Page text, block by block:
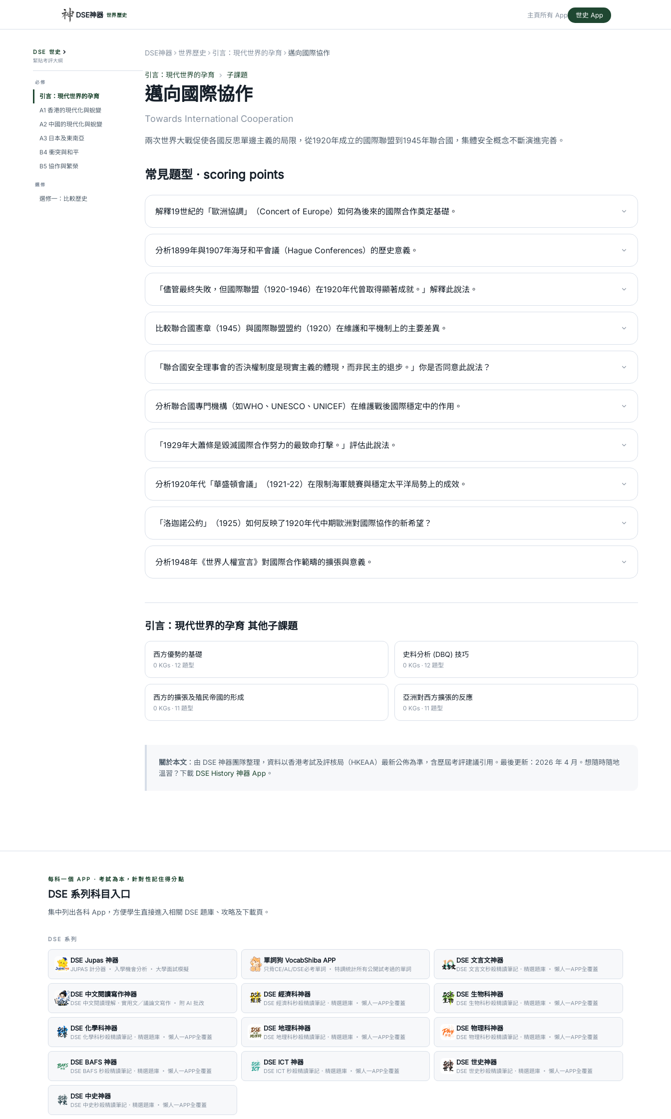
DSE神器 世界歷史 主頁所有 App 世史 App
DSE 世史
緊貼考評大綱
必修
引言：現代世界的孕育
A1 香港的現代化與蛻變
A2 中國的現代化與蛻變
A3 日本及東南亞
B4 衝突與和平
B5 協作與繁榮
選修
選修一：比較歷史
DSE神器 世界歷史 引言：現代世界的孕育 邁向國際協作
引言：現代世界的孕育 子課題
邁向國際協作
Towards International Cooperation
兩次世界大戰促使各國反思單邊主義的局限，從1920年成立的國際聯盟到1945年聯合國，集體安全概念不斷演進完善。
常見題型 · scoring points
解釋19世紀的「歐洲協調」（Concert of Europe）如何為後來的國際合作奠定基礎。
分析1899年與1907年海牙和平會議（Hague Conferences）的歷史意義。
「儘管最終失敗，但國際聯盟（1920-1946）在1920年代曾取得顯著成就。」解釋此說法。
比較聯合國憲章（1945）與國際聯盟盟約（1920）在維護和平機制上的主要差異。
「聯合國安全理事會的否決權制度是現實主義的體現，而非民主的退步。」你是否同意此說法？
分析聯合國專門機構（如WHO、UNESCO、UNICEF）在維護戰後國際穩定中的作用。
「1929年大蕭條是毀滅國際合作努力的最致命打擊。」評估此說法。
分析1920年代「華盛頓會議」（1921-22）在限制海軍競賽與穩定太平洋局勢上的成效。
「洛迦諾公約」（1925）如何反映了1920年代中期歐洲對國際協作的新希望？
分析1948年《世界人權宣言》對國際合作範疇的擴張與意義。
引言：現代世界的孕育 其他子課題
西方優勢的基礎
0 KGs · 12 題型
史料分析 (DBQ) 技巧
0 KGs · 12 題型
西方的擴張及殖民帝國的形成
0 KGs · 11 題型
亞洲對西方擴張的反應
0 KGs · 11 題型
關於本文 ：由 DSE 神器團隊整理，資料以香港考試及評核局（HKEAA）最新公佈為準，含歷屆考評建議引用。最後更新：2026 年 4 月。想隨時隨地
溫習？下載 DSE History 神器 App 。
每科一個 APP · 考試為本，針對性記住得分點
DSE 系列科目入口
集中列出各科 App，方便學生直接進入相關 DSE 題庫、攻略及下載頁。
DSE 系列
DSE Jupas 神器
JUPAS 計分器 ・ 入學機會分析 ・ 大學面試模擬
單詞狗 VocabShiba APP
只背CE/AL/DSE必考單詞 ・ 特調統計所有公開試考過的單詞
DSE 文言文神器
DSE 文言文秒殺精讀筆記．精選題庫 ・ 懶人一APP全覆蓋
DSE 中文閱讀寫作神器
DSE 中文閱讀理解．實用文／議論文寫作 ・ 附 AI 批改
DSE 經濟科神器
DSE 經濟科秒殺精讀筆記．精選題庫 ・ 懶人一APP全覆蓋
DSE 生物科神器
DSE 生物科秒殺精讀筆記．精選題庫 ・ 懶人一APP全覆蓋
DSE 化學科神器
DSE 化學科秒殺精讀筆記．精選題庫 ・ 懶人一APP全覆蓋
DSE 地理科神器
DSE 地理科秒殺精讀筆記．精選題庫 ・ 懶人一APP全覆蓋
DSE 物理科神器
DSE 物理科秒殺精讀筆記．精選題庫 ・ 懶人一APP全覆蓋
DSE BAFS 神器
DSE BAFS 秒殺精讀筆記．精選題庫 ・ 懶人一APP全覆蓋
DSE ICT 神器
DSE ICT 秒殺精讀筆記．精選題庫 ・ 懶人一APP全覆蓋
DSE 世史神器
DSE 世史秒殺精讀筆記．精選題庫 ・ 懶人一APP全覆蓋
DSE 中史神器
DSE 中史秒殺精讀筆記．精選題庫 ・ 懶人一APP全覆蓋